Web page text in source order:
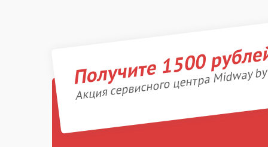
Получите 1500
Акция сервисного центра Midway